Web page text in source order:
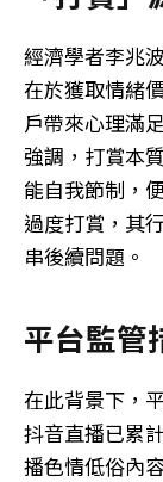
經濟學者李兆
在於獲取情緒
戶帶來心理滿
強調，打賞本
能自我節制，
過度打賞，其
串後續問題。
平台監管
在此背景下，
抖音直播已累
播色情低俗內